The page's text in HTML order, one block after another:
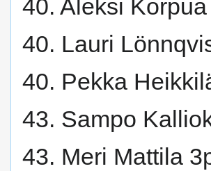
40. Aleksi
40. Lauri
40. Pekka
43. Sampo
43. Meri Mattila